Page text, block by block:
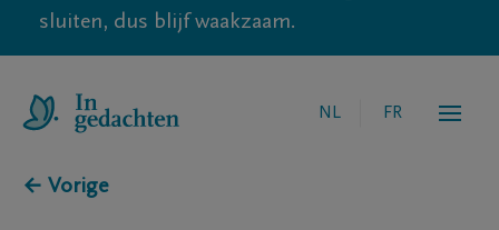
sluiten, dus blijf waakzaam.
NL FR
← Vorige